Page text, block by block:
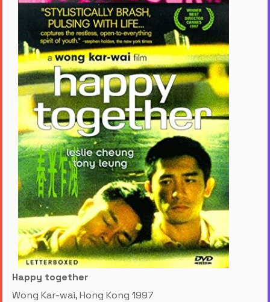
Happy together
Wong Kar-wai, Hong Kong 1997